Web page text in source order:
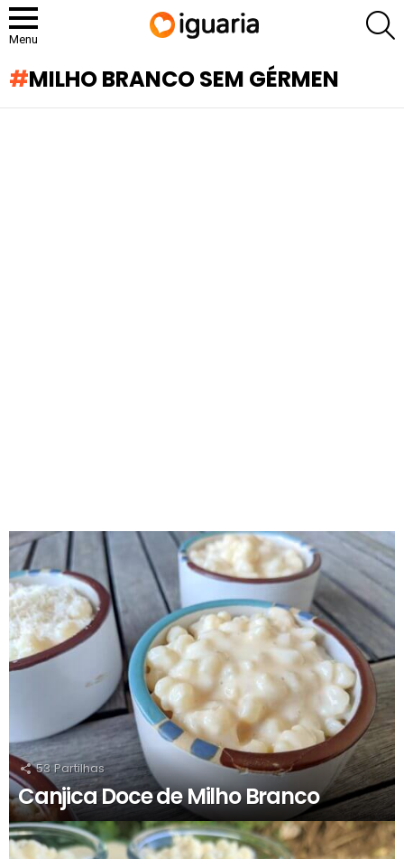
Menu
MILHO BRANCO SEM GÉRMEN
RECOMENDADOS
53 Partilhas
Canjica Doce de Milho Branco